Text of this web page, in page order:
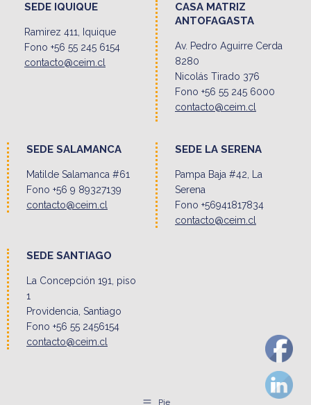
SEDE IQUIQUE
Ramirez 411, Iquique
Fono +56 55 245 6154
contacto@ceim.cl
CASA MATRIZ
ANTOFAGASTA
Av. Pedro Aguirre Cerda
8280
Nicolás Tirado 376
Fono +56 55 245 6000
contacto@ceim.cl
SEDE SALAMANCA
Matilde Salamanca #61
Fono +56 9 89327139
contacto@ceim.cl
SEDE LA SERENA
Pampa Baja #42, La
Serena
Fono +56941817834
contacto@ceim.cl
SEDE SANTIAGO
La Concepción 191, piso
1
Providencia, Santiago
Fono +56 55 2456154
contacto@ceim.cl
Pie